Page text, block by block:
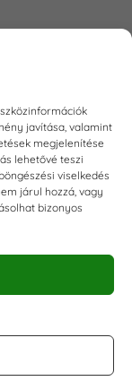
javítása, valamint
megjelenítése
lehetővé teszi
viselkedés
járul hozzá, vagy
bizonyos